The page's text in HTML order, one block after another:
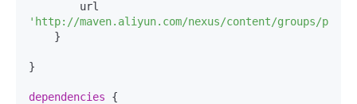
'http://maven.aliyun.com/nexus/content/groups/
}
dependencies {